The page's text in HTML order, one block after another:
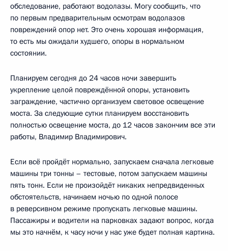
обследование, работают водолазы. Могу сообщить, что
по первым предварительным осмотрам водолазов
повреждений опор нет. Это очень хорошая информация,
то есть мы ожидали худшего, опоры в нормальном
состоянии.
Планируем сегодня до 24 часов ночи завершить
укрепление целой повреждённой опоры, установить
заграждение, частично организуем световое освещение
моста. За следующие сутки планируем восстановить
полностью освещение моста, до 12 часов закончим все эти
работы, Владимир Владимирович.
Если всё пройдёт нормально, запускаем сначала легковые
машины три тонны – тестовые, потом запускаем машины
пять тонн. Если не произойдёт никаких непредвиденных
обстоятельств, начинаем ночью по одной полосе
в реверсивном режиме пропускать легковые машины.
Пассажиры и водители на парковках задают вопрос, когда
мы это начнём, к часу ночи у нас уже будет полная картина.